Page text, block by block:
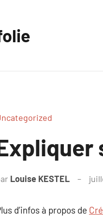
Louise KESTEL
d’infos à propos de